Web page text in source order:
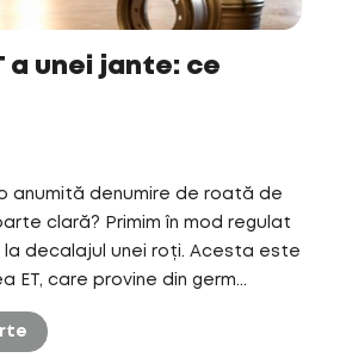
a unei jante: ce
anumită denumire de roată de
clară? Primim în mod regulat
la decalajul unei roți. Acesta este
ET, care provine din germ...